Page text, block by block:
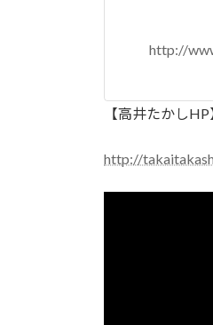
http://
【高井たかしHP
http://